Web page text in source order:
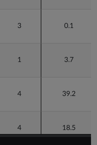
3 0.1
1 3.7
4 39.2
4 18.5